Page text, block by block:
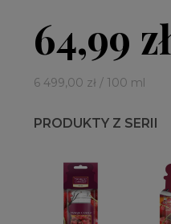
64,99 zł
6 499,00 zł / 100 ml
PRODUKTY Z SERII